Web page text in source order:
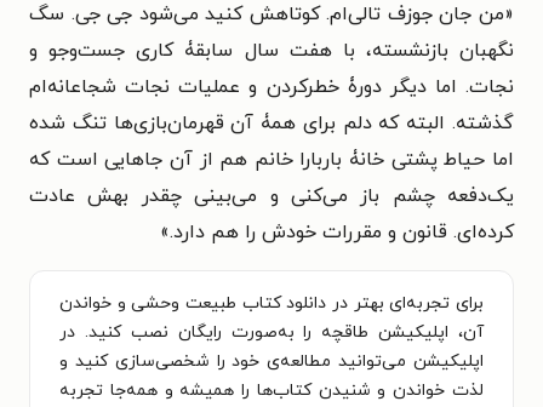
«من جان جوزف تالی‌ام. کوتاهش کنید می‌شود جی جی. سگ
نگهبان بازنشسته، با هفت سال سابقۀ کاری جست‌وجو و
نجات. اما دیگر دورۀ خطرکردن و عملیات نجات شجاعانه‌ام
گذشته. البته که دلم برای همۀ آن قهرمان‌بازی‌ها تنگ شده
اما حیاط پشتی خانۀ باربارا خانم هم از آن جاهایی است که
یک‌دفعه چشم باز می‌کنی و می‌بینی چقدر بهش عادت
کرده‌ای. قانون و مقررات خودش را هم دارد.»
برای تجربه‌ای بهتر در دانلود کتاب طبیعت وحشی و خواندن
آن، اپلیکیشن طاقچه را به‌صورت رایگان نصب کنید. در
اپلیکیشن می‌توانید مطالعه‌ی خود را شخصی‌سازی کنید و
لذت خواندن و شنیدن کتاب‌ها را همیشه و همه‌جا تجربه